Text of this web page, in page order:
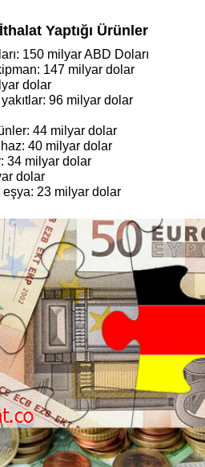
Yaptığı Ürünler
150 milyar ABD Doları
147 milyar dolar
dolar
96 milyar dolar
44 milyar dolar
40 milyar dolar
34 milyar dolar
dolar
23 milyar dolar